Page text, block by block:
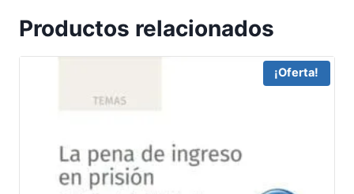
Productos relacionados
¡Oferta!